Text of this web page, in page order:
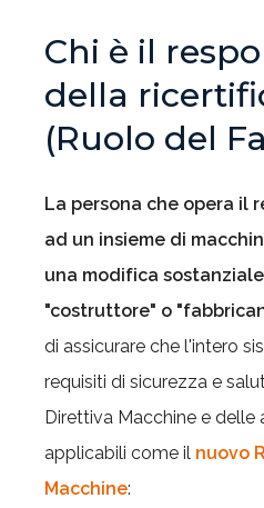
Chi è il
della
(Ruolo del
La persona che opera il
ad un insieme di
una modifica
"costruttore" o
di assicurare che l'intero
requisiti di sicurezza e
Direttiva Macchine e delle
applicabili come il nuovo
Macchine: